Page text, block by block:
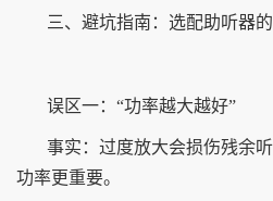
三、避坑指南：选配助听器的
误区一：“功率越大越好”
事实：过度放大会损伤残余
功率更重要。